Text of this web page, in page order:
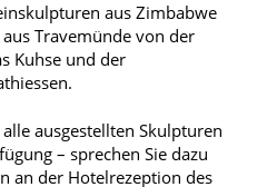
aus Zimbabwe
Travemünde von der
Kuhse und der
ausgestellten Skulpturen
– sprechen Sie dazu
an der Hotelrezeption des